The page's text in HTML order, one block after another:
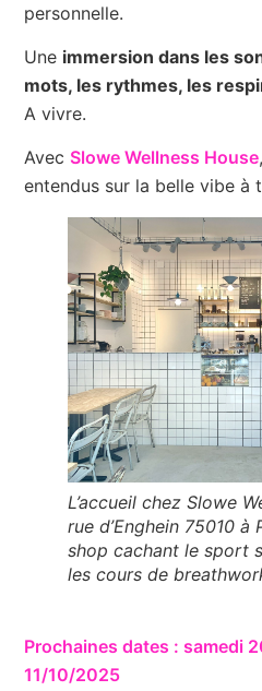
personnelle.
Une immersion dans les
mots, les rythmes, les
A vivre.
Avec Slowe Wellness House
entendus sur la belle vibe à
L’accueil chez Slowe
rue d’Enghein 75010 à
shop cachant le sport
les cours de
Prochaines dates : samedi
11/10/2025